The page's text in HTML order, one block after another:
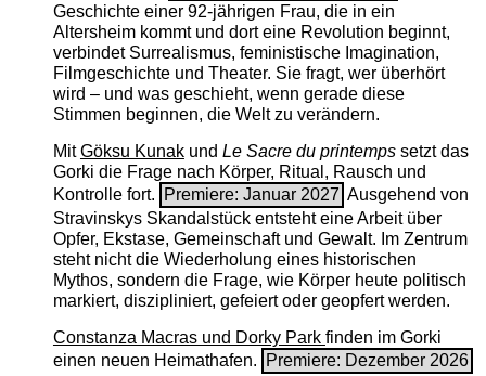
Geschichte einer 92-jährigen Frau, die in ein
Altersheim kommt und dort eine Revolution beginnt,
verbindet Surrealismus, feministische Imagination,
Filmgeschichte und Theater. Sie fragt, wer überhört
wird – und was geschieht, wenn gerade diese
Stimmen beginnen, die Welt zu verändern.
MitGöksu Kunakund Le Sacre du printempssetzt das
Gorki die Frage nach Körper, Ritual, Rausch und
Kontrolle fort.
Premiere: Januar 2027 Ausgehend von
Stravinskys Skandalstück entsteht eine Arbeit über
Opfer, Ekstase, Gemeinschaft und Gewalt. Im Zentrum
steht nicht die Wiederholung eines historischen
Mythos, sondern die Frage, wie Körper heute politisch
markiert, diszipliniert, gefeiert oder geopfert werden.
Constanza Macras und Dorky Park finden im Gorki
einen neuen Heimathafen.
Premiere: Dezember 2026